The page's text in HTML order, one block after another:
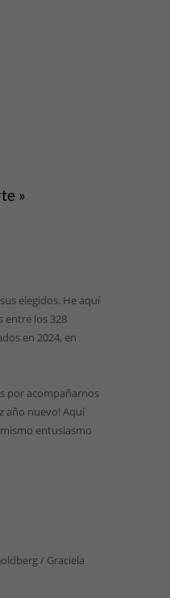
»
elegidos. He aquí
entre los 328
en 2024, en
por acompañarnos
año nuevo! Aquí
entusiasmo
/ Graciela